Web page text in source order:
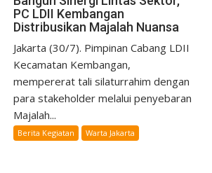
PC LDII Kembangan
Distribusikan Majalah Nuansa
Jakarta (30/7). Pimpinan Cabang LDII
Kecamatan Kembangan,
mempererat tali silaturrahim dengan
para stakeholder melalui penyebaran
Majalah...
Berita Kegiatan Warta Jakarta